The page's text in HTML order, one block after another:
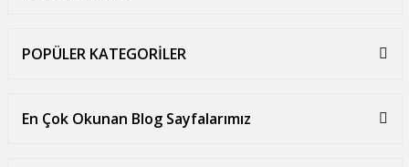
POPÜLER KATEGORİLER
En Çok Okunan Blog Sayfalarımız